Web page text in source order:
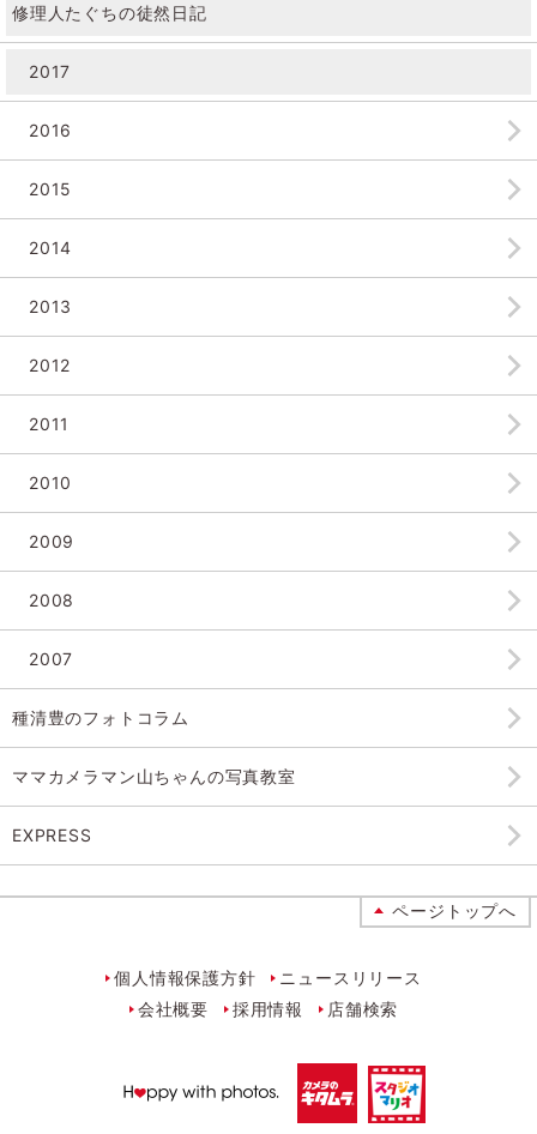
修理人たぐちの徒然日記
2017
2016
2015
2014
2013
2012
2011
2010
2009
2008
2007
種清豊のフォトコラム
ママカメラマン山ちゃんの写真教室
EXPRESS
ページトップへ
個人情報保護方針
ニュースリリース
会社概要
採用情報 店舗検索